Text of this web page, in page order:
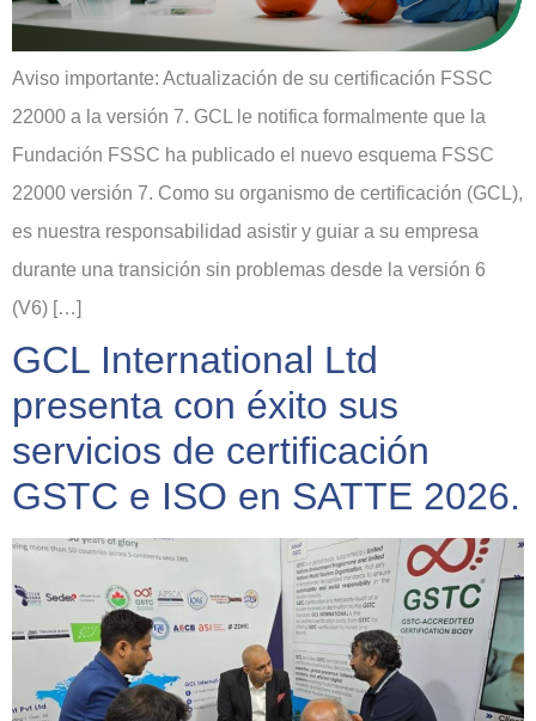
Aviso importante: Actualización de su certificación FSSC
22000 a la versión 7. GCL le notifica formalmente que la
Fundación FSSC ha publicado el nuevo esquema FSSC
22000 versión 7. Como su organismo de certificación (GCL),
es nuestra responsabilidad asistir y guiar a su empresa
durante una transición sin problemas desde la versión 6
(V6) […]
GCL International Ltd
presenta con éxito sus
servicios de certificación
GSTC e ISO en SATTE 2026.